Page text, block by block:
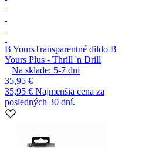
B YoursTransparentné dildo B
Yours Plus - Thrill 'n Drill
Na sklade: 5-7 dni
35,95 €
35,95 € Najmenšia cena za
posledných 30 dní.